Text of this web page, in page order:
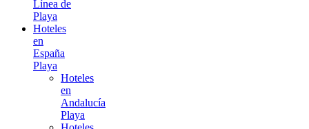
Línea de
Playa
Hoteles
en
España
Playa
Hoteles
en
Andalucía
Playa